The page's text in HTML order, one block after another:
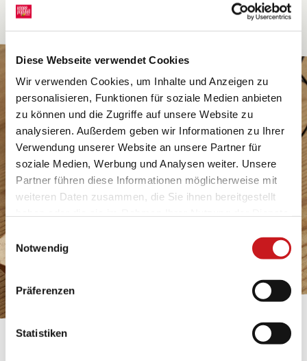
Diese Webseite verwendet Cookies
Wir verwenden Cookies, um Inhalte und Anzeigen zu
personalisieren, Funktionen für soziale Medien anbieten
zu können und die Zugriffe auf unsere Website zu
analysieren. Außerdem geben wir Informationen zu Ihrer
Verwendung unserer Website an unsere Partner für
soziale Medien, Werbung und Analysen weiter. Unsere
Partner führen diese Informationen möglicherweise mit
weiteren Daten zusammen, die Sie ihnen bereitgestellt
Datenschutzhinweisen
mehr darüber, wer wir sind, wie
personenbezogene Daten verarbeiten. Hier geht’s zum
Impressum.
Einwilligungsauswahl
Notwendig
Präferenzen
Statistiken